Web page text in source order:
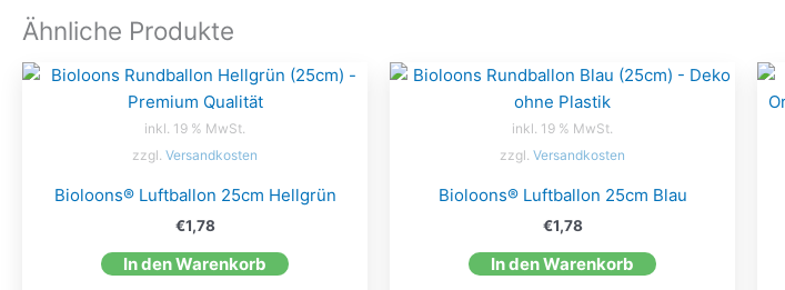
Ähnliche Produkte
inkl. 19 % MwSt.
zzgl. Versandkosten
Bioloons® Luftballon 25cm Hellgrün
€1,78
In den Warenkorb
inkl. 19 % MwSt.
zzgl. Versandkosten
Bioloons® Luftballon 25cm Blau
€1,78
In den Warenkorb